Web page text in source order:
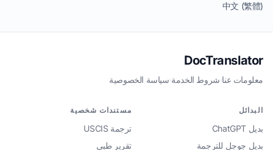
中文 (繁體)
DocTranslator
معلومات عنا·شروط الخدمة·سياسة الخصوصية
البدائل
بديل ChatGPT
بديل جوجل للترجمة
مستندات شخصية
ترجمة USCIS
تقرير طبي